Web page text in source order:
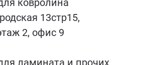
13стр15,
2, офис 9
ламината и прочих